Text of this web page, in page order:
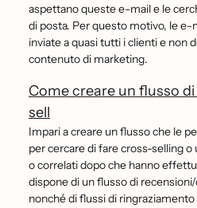
aspettano queste e-mail e le
di posta. Per questo motivo, le e-
inviate a quasi tutti i clienti e non
contenuto di marketing.
Come creare un flusso
sell
Impari a creare un flusso che le
per cercare di fare cross-selling
o correlati dopo che hanno
dispone di un flusso di
nonché di flussi di